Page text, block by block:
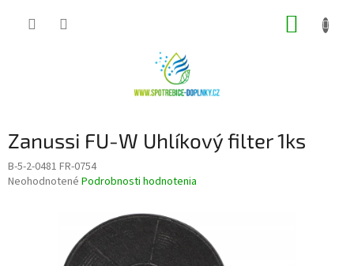
Zanussi FU-W Uhlíkový filter 1ks
B-5-2-0481 FR-0754
Priemerné
Neohodnotené Podrobnosti hodnotenia